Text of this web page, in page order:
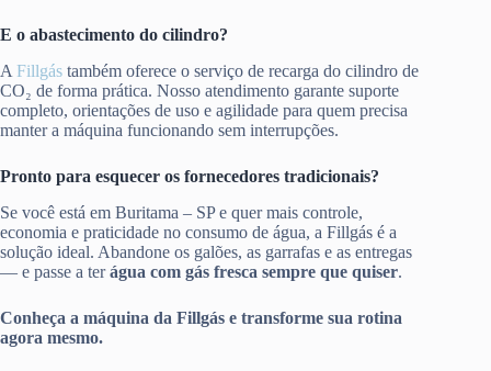
E o abastecimento do cilindro?
A Fillgás também oferece o serviço de recarga do cilindro de
CO₂ de forma prática. Nosso atendimento garante suporte
completo, orientações de uso e agilidade para quem precisa
manter a máquina funcionando sem interrupções.
Pronto para esquecer os fornecedores tradicionais?
Se você está em Buritama – SP e quer mais controle,
economia e praticidade no consumo de água, a Fillgás é a
solução ideal. Abandone os galões, as garrafas e as entregas
— e passe a terágua com gás fresca sempre que quiser.
Conheça a máquina da Fillgás e transforme sua rotina
agora mesmo.